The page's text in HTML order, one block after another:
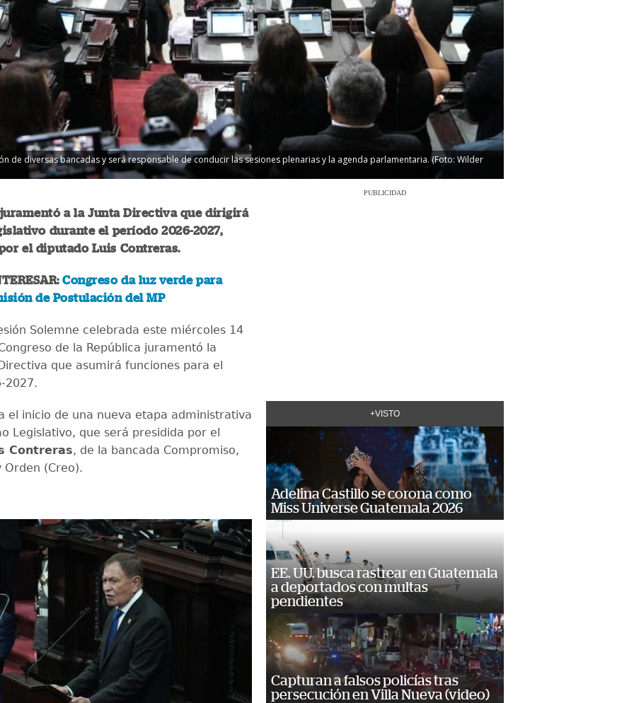
de diversas bancadas y será responsable de conducir las sesiones plenarias y la agenda parlamentaria. (Foto: Wilder
a la Junta Directiva que dirigirá
durante el período 2026-2027,
el diputado Luis Contreras.
Congreso da luz verde para
de Postulación del MP
Solemne celebrada este miércoles 14
de la República juramentó la
que asumirá funciones para el
2027.
el inicio de una nueva etapa administrativa
Legislativo, que será presidida por el
Contreras, de la bancada Compromiso,
Orden (Creo).
PUBLICIDAD
+VISTO
Adelina Castillo se corona como
Miss Universe Guatemala 2026
EE. UU. busca rastrear en Guatemala
a deportados con multas
pendientes
Capturan a falsos policías tras
persecución en Villa Nueva (video)